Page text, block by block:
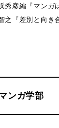
秀彦編『マンガ
之『差別と向き
ンガ学部